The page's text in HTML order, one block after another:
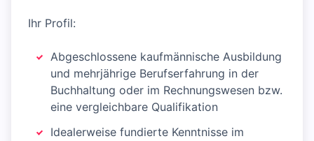
Ihr Profil:
Abgeschlossene kaufmännische Ausbildung
und mehrjährige Berufserfahrung in der
Buchhaltung oder im Rechnungswesen bzw.
eine vergleichbare Qualifikation
Idealerweise fundierte Kenntnisse im